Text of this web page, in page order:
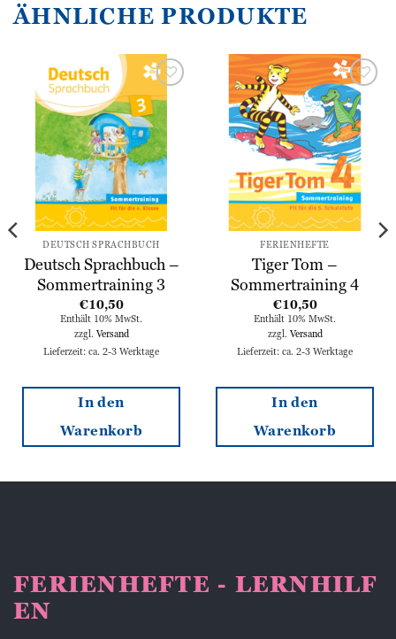
ÄHNLICHE PRODUKTE
Zur
Wunschliste
hinzufügen
DEUTSCH SPRACHBUCH
Deutsch Sprachbuch –
Sommertraining 3
€10,50
Enthält 10% MwSt.
zzgl. Versand
Lieferzeit: ca. 2-3 Werktage
In den
Warenkorb
Zur
Wunschliste
hinzufügen
FERIENHEFTE
Tiger Tom –
Sommertraining 4
€10,50
Enthält 10% MwSt.
zzgl. Versand
Lieferzeit: ca. 2-3 Werktage
In den
Warenkorb
FERIENHEFTE - LERNHILF
EN